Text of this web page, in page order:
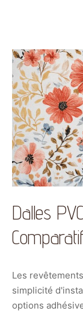
Dalles
Les
simplicité
options